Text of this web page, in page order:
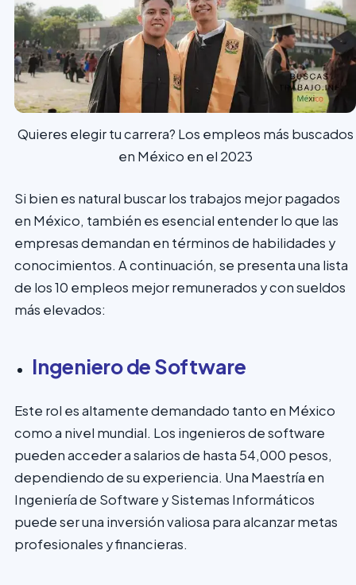
Quieres elegir tu carrera? Los empleos más buscados
en México en el 2023
Si bien es natural buscar los trabajos mejor pagados
en México, también es esencial entender lo que las
empresas demandan en términos de habilidades y
conocimientos. A continuación, se presenta una lista
de los 10 empleos mejor remunerados y con sueldos
más elevados:
Ingeniero de Software
Este rol es altamente demandado tanto en México
como a nivel mundial. Los ingenieros de software
pueden acceder a salarios de hasta 54,000 pesos,
dependiendo de su experiencia. Una Maestría en
Ingeniería de Software y Sistemas Informáticos
puede ser una inversión valiosa para alcanzar metas
profesionales y financieras.